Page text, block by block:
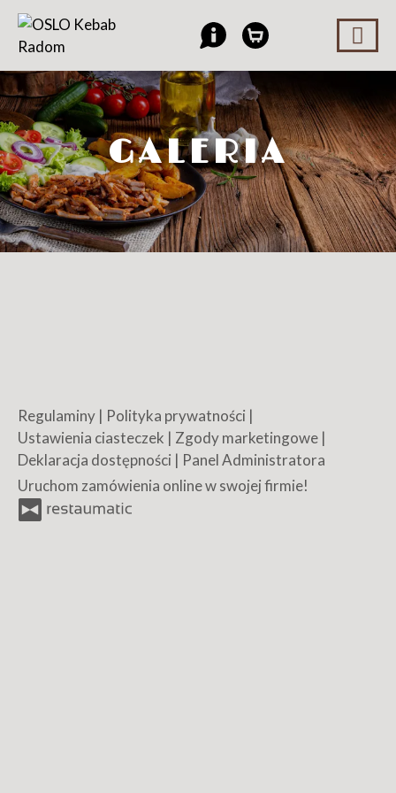
GALERIA
Regulaminy | Polityka prywatności |
Ustawienia ciasteczek | Zgody marketingowe |
Deklaracja dostępności | Panel Administratora
Uruchom zamówienia online w swojej firmie!